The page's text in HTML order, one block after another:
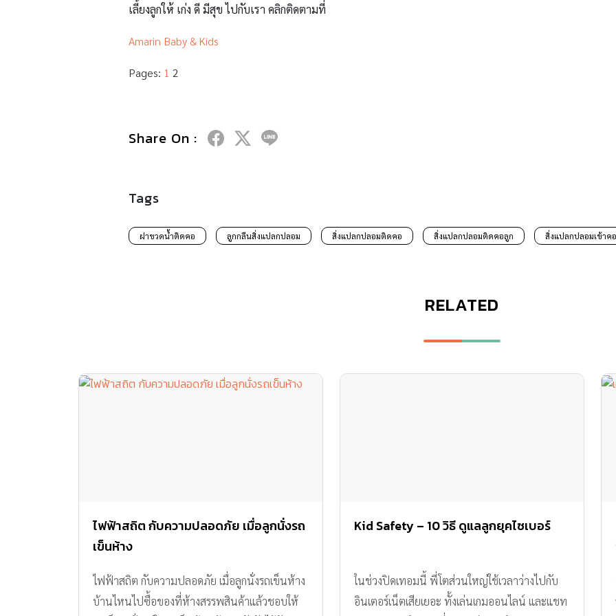
เลี้ยงลูกให้ เก่ง ดี มีสุข ไปกับเรา คลิกติดตามที่
Amarin Baby & Kids
Pages: 1 2
Share On :
Tags
ฝาขวดน้ำติดคอ ลูกกลืนสิ่งแปลกปลอม สิ่งแปลกปลอมติดคอ สิ่งแปลกปลอมติดคอลูก สิ่งแปลกปลอมเข้าคอ
RELATED
ไฟฟ้าสถิต กับความปลอดภัย เมื่อลูกนั่งรถ
เข็นห้าง
ไฟฟ้าสถิต กับความปลอดภัย เมื่อลูกนั่งรถเข็นห้าง
บ้านไหนไปซื้อของที่ห้างสรรพสินค้าแล้วชอบให้
Kid Safety – 10 วิธี ดูแลลูกยุคไซเบอร์
ในช่วงปิดเทอมนี้ พี่โตส่วนใหญ่ใช้เวลาว่างไปกับ
อินเตอร์เน็ตเสียเยอะ ทั้งเล่นเกมออนไลน์ และแชท